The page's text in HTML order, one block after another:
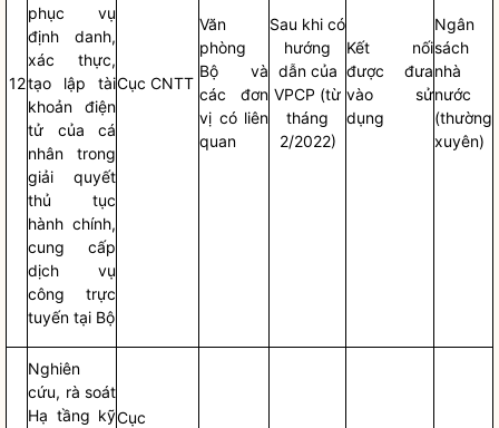
12
phục vụ
định danh,
xác thực,
tạo lập tài
khoản điện
tử của cá
nhân trong
giải quyết
thủ tục
hành chính,
cung cấp
dịch vụ
công trực
tuyến tại Bộ
Cục CNTT
Văn
phòng
Bộ và
các đơn
vị có liên
quan
Sau khi có
hướng
dẫn của
VPCP (từ
tháng
2/2022)
Kết nối
được đưa
vào sử
dụng
Ngân
sách
nhà
nước
(thường
xuyên)
Nghiên
cứu, rà soát
Hạ tầng kỹCục